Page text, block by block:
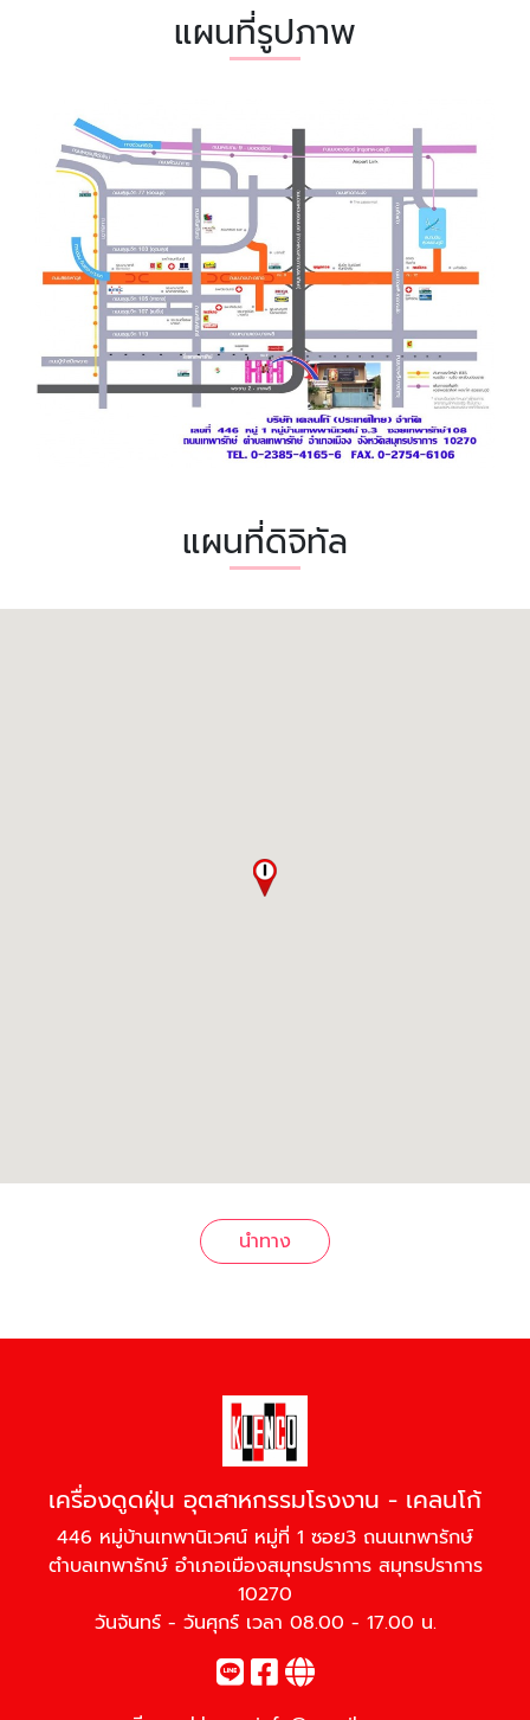
แผนที่รูปภาพ
แผนที่ดิจิทัล
นำทาง
เครื่องดูดฝุ่น อุตสาหกรรมโรงงาน - เคลนโก้
446 หมู่บ้านเทพานิเวศน์ หมู่ที่ 1 ซอย3 ถนนเทพารักษ์
ตำบลเทพารักษ์ อำเภอเมืองสมุทรปราการ สมุทรปราการ
10270
วันจันทร์ - วันศุกร์ เวลา 08.00 - 17.00 น.